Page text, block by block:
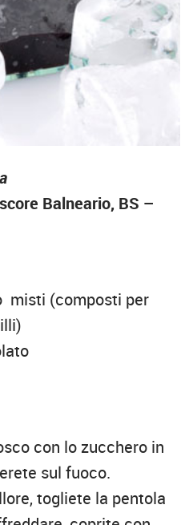
Balneario, BS –
misti (composti per
con lo zucchero in
sul fuoco.
togliete la pentola